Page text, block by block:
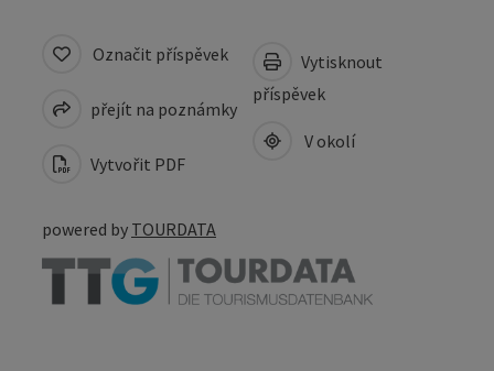
Označit příspěvek
přejít na poznámky
Vytvořit PDF
Vytisknout
příspěvek
V okolí
powered by TOURDATA